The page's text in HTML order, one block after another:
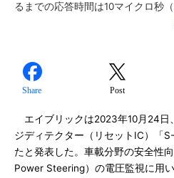
るまでの応答時間は10マイクロ秒
Share Post
エイブリックは2023年10月24日
ジディテクター（リセットIC）「
たと発表した。車載分野の安全性
Power Steering）の電圧監視に用い